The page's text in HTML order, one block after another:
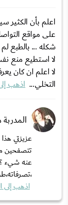
اعلم بأن
على مواقع
شكله ... بالطبع
لا اعلم ان كان
التخلي... اذهب
عزيزتي
تتصفحين
عنه شيء
اذهب إلى